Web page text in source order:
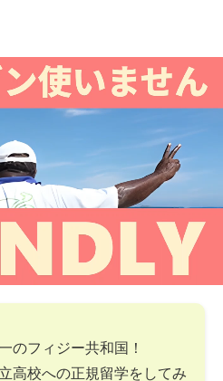
のフィジー共和国！
高校への正規留学をしてみ